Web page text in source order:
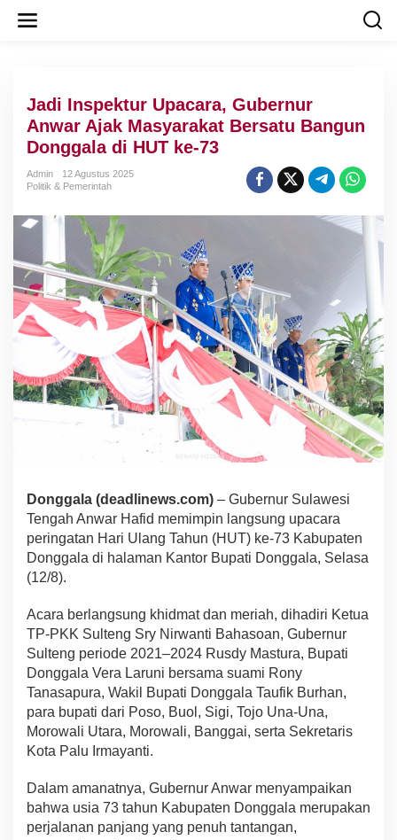
Jadi Inspektur Upacara, Gubernur
Anwar Ajak Masyarakat Bersatu Bangun
Donggala di HUT ke-73
Admin
12 Agustus 2025
Politik & Pemerintah
Donggala (deadlinews.com) – Gubernur Sulawesi
Tengah Anwar Hafid memimpin langsung upacara
peringatan Hari Ulang Tahun (HUT) ke-73 Kabupaten
Donggala di halaman Kantor Bupati Donggala, Selasa
(12/8).
Acara berlangsung khidmat dan meriah, dihadiri Ketua
TP-PKK Sulteng Sry Nirwanti Bahasoan, Gubernur
Sulteng periode 2021–2024 Rusdy Mastura, Bupati
Donggala Vera Laruni bersama suami Rony
Tanasapura, Wakil Bupati Donggala Taufik Burhan,
para bupati dari Poso, Buol, Sigi, Tojo Una-Una,
Morowali Utara, Morowali, Banggai, serta Sekretaris
Kota Palu Irmayanti.
Dalam amanatnya, Gubernur Anwar menyampaikan
bahwa usia 73 tahun Kabupaten Donggala merupakan
perjalanan panjang yang penuh tantangan,